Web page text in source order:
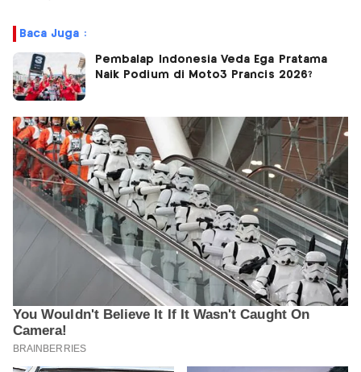
Baca Juga :
Pembalap Indonesia Veda Ega Pratama
Naik Podium di Moto3 Prancis 2026?